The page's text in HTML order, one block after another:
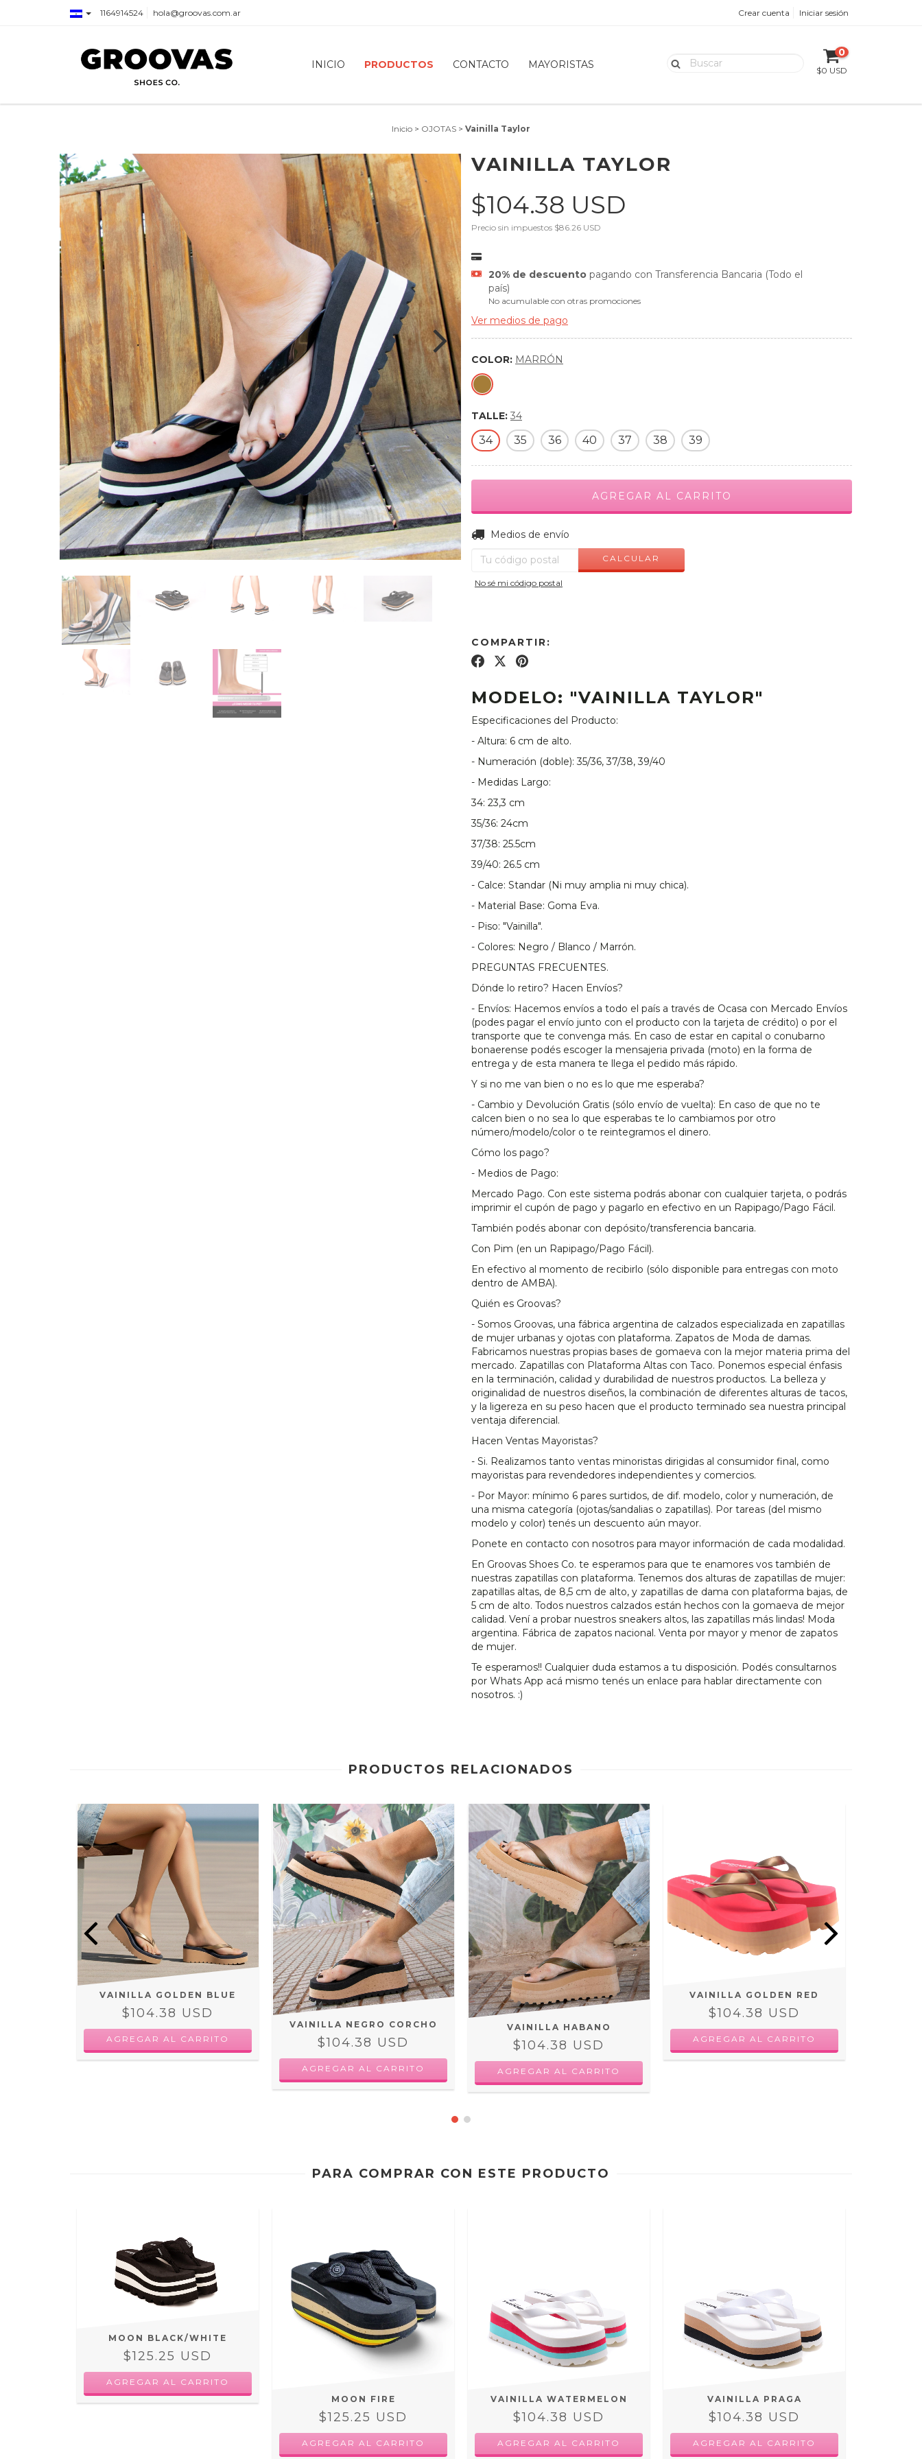
1164914524 hola@groovas.com.ar Crear cuenta Iniciar sesión
INICIO PRODUCTOS CONTACTO MAYORISTAS
0
$0 USD
Inicio > OJOTAS > Vainilla Taylor
VAINILLA TAYLOR
$104.38 USD
Precio sin impuestos $86.26 USD
20% de descuentopagando con Transferencia Bancaria (Todo el
país)
No acumulable con otras promociones
Ver medios de pago
COLOR: MARRÓN
TALLE: 34
34 35 36 40 37 38 39
Entregas para el CP:
Medios de envío
CALCULAR
No sé mi código postal
COMPARTIR:
MODELO: "VAINILLA TAYLOR"
Especificaciones del Producto:
- Altura: 6 cm de alto.
- Numeración (doble): 35/36, 37/38, 39/40
- Medidas Largo:
34: 23,3 cm
35/36: 24cm
37/38: 25.5cm
39/40: 26.5 cm
- Calce: Standar (Ni muy amplia ni muy chica).
- Material Base: Goma Eva.
- Piso: "Vainilla".
- Colores: Negro / Blanco / Marrón.
PREGUNTAS FRECUENTES.
Dónde lo retiro? Hacen Envíos?
- Envíos: Hacemos envíos a todo el país a través de Ocasa con Mercado Envíos
(podes pagar el envío junto con el producto con la tarjeta de crédito) o por el
transporte que te convenga más. En caso de estar en capital o conubarno
bonaerense podés escoger la mensajeria privada (moto) en la forma de
entrega y de esta manera te llega el pedido más rápido.
Y si no me van bien o no es lo que me esperaba?
- Cambio y Devolución Gratis (sólo envío de vuelta): En caso de que no te
calcen bien o no sea lo que esperabas te lo cambiamos por otro
número/modelo/color o te reintegramos el dinero.
Cómo los pago?
- Medios de Pago:
Mercado Pago. Con este sistema podrás abonar con cualquier tarjeta, o podrás
imprimir el cupón de pago y pagarlo en efectivo en un Rapipago/Pago Fácil.
También podés abonar con depósito/transferencia bancaria.
Con Pim (en un Rapipago/Pago Fácil).
En efectivo al momento de recibirlo (sólo disponible para entregas con moto
dentro de AMBA).
Quién es Groovas?
- Somos Groovas, una fábrica argentina de calzados especializada en zapatillas
de mujer urbanas y ojotas con plataforma. Zapatos de Moda de damas.
Fabricamos nuestras propias bases de gomaeva con la mejor materia prima del
mercado. Zapatillas con Plataforma Altas con Taco. Ponemos especial énfasis
en la terminación, calidad y durabilidad de nuestros productos. La belleza y
originalidad de nuestros diseños, la combinación de diferentes alturas de tacos,
y la ligereza en su peso hacen que el producto terminado sea nuestra principal
ventaja diferencial.
Hacen Ventas Mayoristas?
- Si. Realizamos tanto ventas minoristas dirigidas al consumidor final, como
mayoristas para revendedores independientes y comercios.
- Por Mayor: mínimo 6 pares surtidos, de dif. modelo, color y numeración, de
una misma categoría (ojotas/sandalias o zapatillas). Por tareas (del mismo
modelo y color) tenés un descuento aún mayor.
Ponete en contacto con nosotros para mayor información de cada modalidad.
En Groovas Shoes Co. te esperamos para que te enamores vos también de
nuestras zapatillas con plataforma. Tenemos dos alturas de zapatillas de mujer:
zapatillas altas, de 8,5 cm de alto, y zapatillas de dama con plataforma bajas, de
5 cm de alto. Todos nuestros calzados están hechos con la gomaeva de mejor
calidad. Vení a probar nuestros sneakers altos, las zapatillas más lindas! Moda
argentina. Fábrica de zapatos nacional. Venta por mayor y menor de zapatos
de mujer.
Te esperamos!! Cualquier duda estamos a tu disposición. Podés consultarnos
por Whats App acá mismo tenés un enlace para hablar directamente con
nosotros. :)
PRODUCTOS RELACIONADOS
VAINILLA GOLDEN BLUE
$104.38 USD
AGREGAR AL CARRITO
VAINILLA NEGRO CORCHO
$104.38 USD
AGREGAR AL CARRITO
VAINILLA HABANO
$104.38 USD
AGREGAR AL CARRITO
VAINILLA GOLDEN RED
$104.38 USD
AGREGAR AL CARRITO
PARA COMPRAR CON ESTE PRODUCTO
MOON BLACK/WHITE
$125.25 USD
AGREGAR AL CARRITO
MOON FIRE
$125.25 USD
AGREGAR AL CARRITO
VAINILLA WATERMELON
$104.38 USD
AGREGAR AL CARRITO
VAINILLA PRAGA
$104.38 USD
AGREGAR AL CARRITO